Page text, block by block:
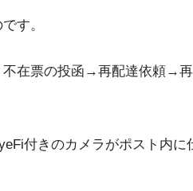
す。
不在票の投函→再配達依頼→
付きのカメラがポスト内に